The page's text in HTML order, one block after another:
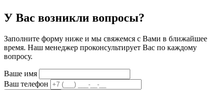
У Вас возникли вопросы?
Заполните форму ниже и мы свяжемся с Вами в ближайшее
время. Наш менеджер проконсультирует Вас по каждому
вопросу.
Ваше имя
Ваш телефон